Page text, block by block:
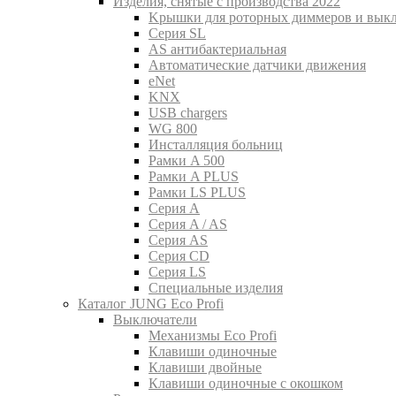
Kрышки для роторных диммеров и
Серия SL
AS антибактериальная
Aвтоматические датчики движения
eNet
KNX
USB chargers
WG 800
Инсталляция больниц
Рамки A 500
Рамки A PLUS
Рамки LS PLUS
Серия A
Серия A / AS
Серия AS
Серия CD
Серия LS
Специальные изделия
Каталог JUNG Eco Profi
Выключатели
Механизмы Eco Profi
Клавиши одиночные
Клавиши двойные
Клавиши одиночные с окошком